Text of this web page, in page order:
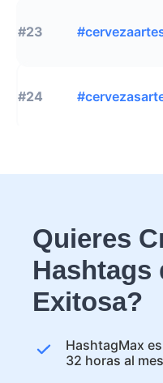
#23
#24
Quieres
Hashtags
Exitosa?
HashtagMax
32 horas al